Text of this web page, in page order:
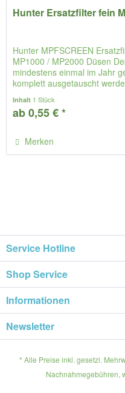
Hunter Ersatzfilter fein
Hunter MPFSCREEN
MP1000 / MP2000 Düsen
mindestens einmal im Jahr
komplett ausgetauscht
Inhalt 1 Stück
ab 0,55 € *
Merken
Service Hotline
Shop Service
Informationen
Newsletter
* Alle Preise inkl. gesetzl.
Nachnahmegebühren,